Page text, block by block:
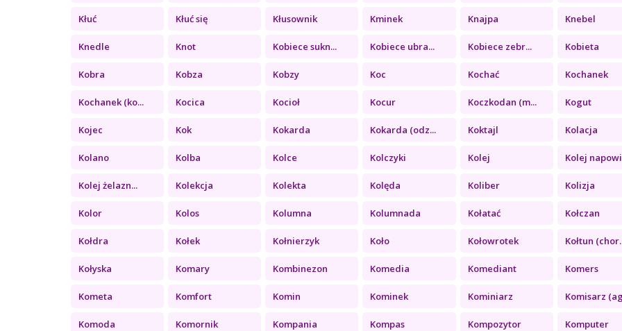
Kłuć Kłuć się Kłusownik Kminek Knajpa Knebel
Knedle Knot Kobiece sukn... Kobiece ubra... Kobiece zebr... Kobieta
Kobra Kobza Kobzy Koc Kochać Kochanek
Kochanek (ko... Kocica Kocioł Kocur Koczkodan (m... Kogut
Kojec Kok Kokarda Kokarda (odz... Koktajl Kolacja
Kolano Kolba Kolce Kolczyki Kolej Kolej
Kolej żelazn... Kolekcja Kolekta Kolęda Koliber Kolizja
Kolor Kolos Kolumna Kolumnada Kołatać Kołczan
Kołdra Kołek Kołnierzyk Koło Kołowrotek Kołtun
Kołyska Komary Kombinezon Komedia Komediant Komers
Kometa Komfort Komin Kominek Kominiarz Komisarz
Komoda Komornik Kompania Kompas Kompozytor Komputer